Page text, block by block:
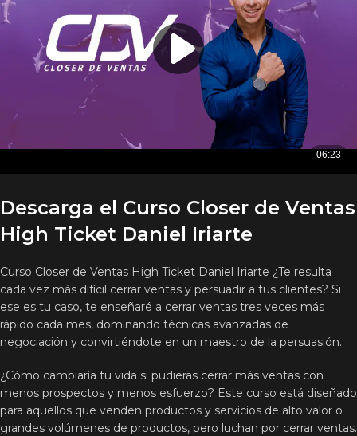
Descarga el Curso Closer de Ventas
High Ticket Daniel Iriarte
Curso Closer de Ventas High Ticket Daniel Iriarte ¿Te resulta
cada vez más difícil cerrar ventas y persuadir a tus clientes? Si
ese es tu caso, te enseñaré a cerrar ventas tres veces más
rápido cada mes, dominando técnicas avanzadas de
negociación y convirtiéndote en un maestro de la persuasión.
¿Cómo cambiaría tu vida si pudieras cerrar más ventas con
menos prospectos y menos esfuerzo? Este curso está diseñado
para aquellos que venden productos y servicios de alto valor o
grandes volúmenes de productos, pero luchan por cerrar ventas.